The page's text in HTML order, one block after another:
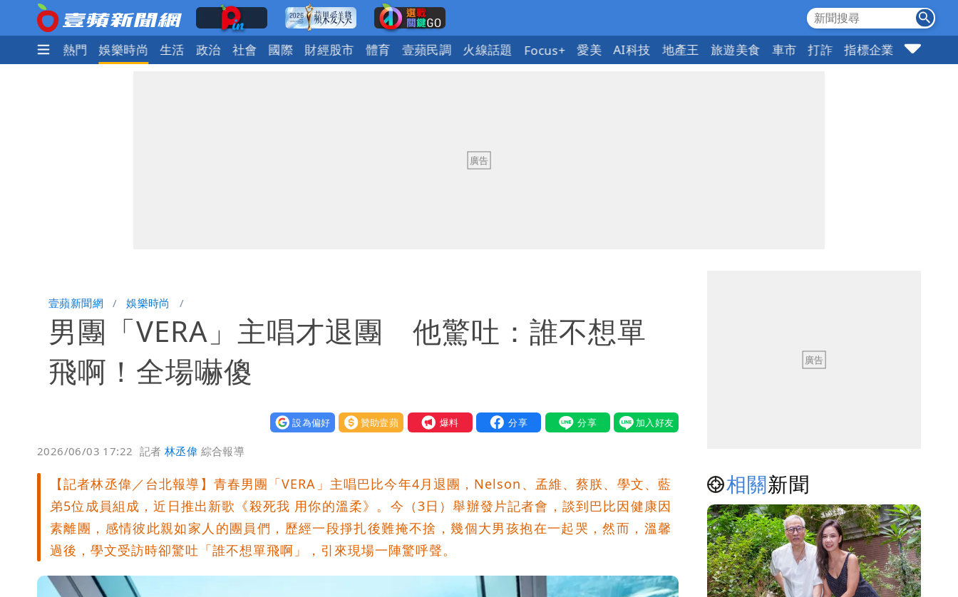
焦點 熱門 娛樂時尚 生活 政治 社會 國際 財經股市 體育 壹蘋民調 火線話題 Focus+ 愛美 AI科技 地產王 旅遊美食 車市 打詐 指標企業 壹蘋頭家
壹蘋新聞網 娛樂時尚
男團「VERA」主唱才退團 他驚吐：誰不想單
飛啊！全場嚇傻
設為偏好 贊助壹蘋 我要爆料
2026/06/03 17:22 記者林丞偉 綜合報導
【記者林丞偉／台北報導】青春男團「VERA」主唱巴比今年4月退團，Nelson、孟維、蔡朕、學文、藍
弟5位成員組成，近日推出新歌《殺死我 用你的溫柔》。今（3日）舉辦發片記者會，談到巴比因健康因
素離團，感情彼此親如家人的團員們，歷經一段掙扎後難掩不捨，幾個大男孩抱在一起哭，然而，溫馨
過後，學文受訪時卻驚吐「誰不想單飛啊」，引來現場一陣驚呼聲。
相關新聞